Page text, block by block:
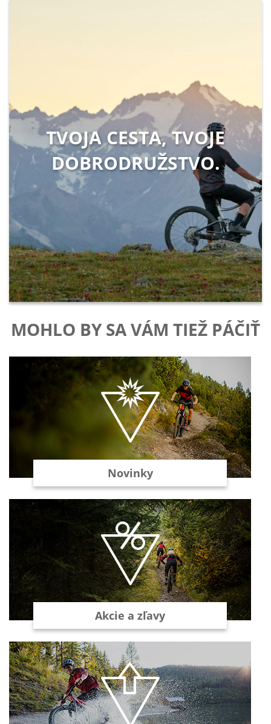
TVOJA CESTA, TVOJE
DOBRODRUŽSTVO.
MOHLO BY SA VÁM TIEŽ PÁČIŤ
Novinky
Akcie a zľavy